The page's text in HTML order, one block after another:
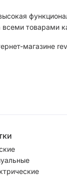
товарами
магазине